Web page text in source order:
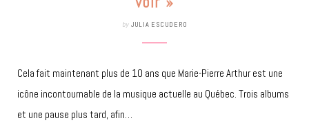
by JULIA ESCUDERO
Cela fait maintenant plus de 10 ans que Marie-Pierre Arthur est une
icône incontournable de la musique actuelle au Québec. Trois albums
et une pause plus tard, afin…